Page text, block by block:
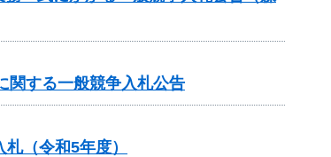
関する一般競争入札公告
（令和5年度）